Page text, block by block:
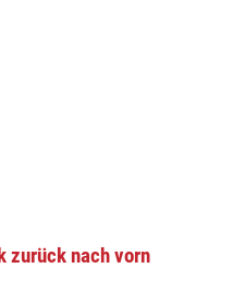
zurück nach vorn